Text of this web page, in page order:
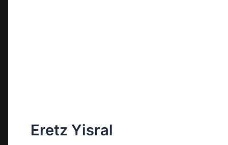
Eretz Yisral